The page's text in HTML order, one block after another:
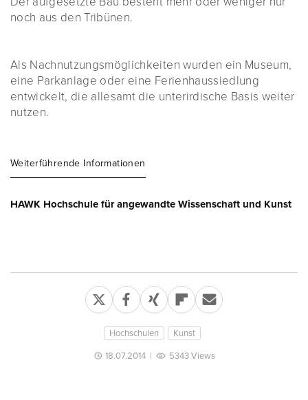
noch aus den Tribünen.
Als Nachnutzungsmöglichkeiten wurden ein Museum,
eine Parkanlage oder eine Ferienhaussiedlung
entwickelt, die allesamt die unterirdische Basis weiter
nutzen.
Weiterführende Informationen
HAWK Hochschule für angewandte Wissenschaft und Kunst
Hochschulen Kunst
18.07.2014| 5343 Views